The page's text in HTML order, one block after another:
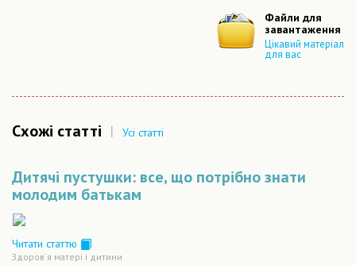
Файли для
завантаження
Цікавий матеріал
для вас
Схожі статті | Усі статті
Дитячі пустушки: все, що потрібно знати
молодим батькам
Читати статтю
Здоров´я матері і дитини